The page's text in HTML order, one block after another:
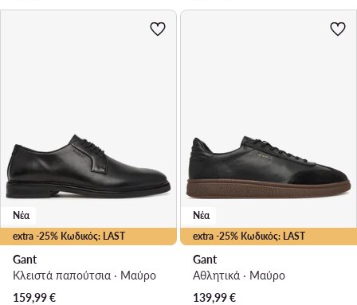
extra -25% Κωδικός: LAST
Νέα
Gant
Κλειστά παπούτσια · Μαύρο
159,99€
extra -25% Κωδικός: LAST
Νέα
Gant
Αθλητικά · Μαύρο
139,99€